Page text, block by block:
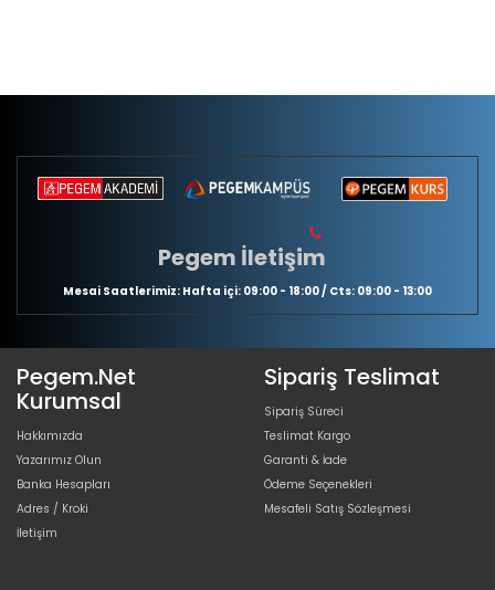
Pegem İletişim
Mesai Saatlerimiz: Hafta içi: 09:00 - 18:00 / Cts: 09:00 - 13:00
Pegem.Net
Kurumsal
Hakkımızda
Yazarımız Olun
Banka Hesapları
Adres / Kroki
İletişim
Sipariş Teslimat
Sipariş Süreci
Teslimat Kargo
Garanti & İade
Ödeme Seçenekleri
Mesafeli Satış Sözleşmesi